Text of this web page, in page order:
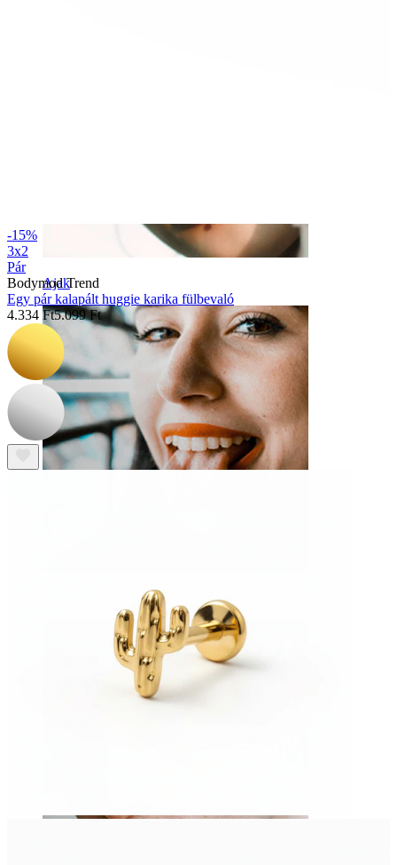
Ajak
-15%
3x2
Pár
Bodymod Trend
Egy pár kalapált huggie karika fülbevaló
4.334 Ft5.099 Ft